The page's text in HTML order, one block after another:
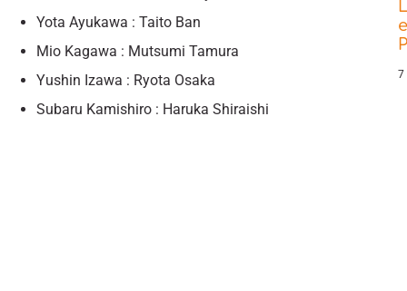
Yota Ayukawa : Taito Ban
Mio Kagawa : Mutsumi Tamura
Yushin Izawa : Ryota Osaka
Subaru Kamishiro : Haruka Shiraishi
7